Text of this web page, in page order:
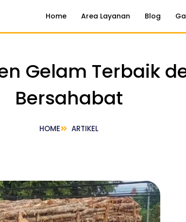
Home Area Layanan Blog
Gelam Terbaik
Bersahabat
HOME ARTIKEL